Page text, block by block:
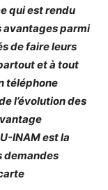
qui est rendu
avantages parmi
de faire leurs
et à tout
téléphone
l’évolution des
INAM est la
demandes